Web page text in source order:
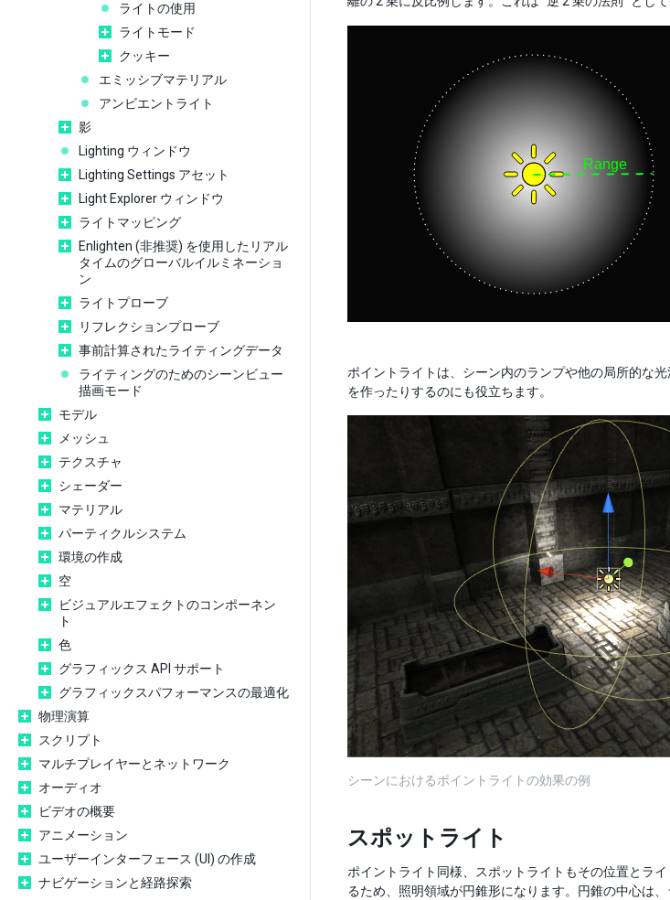
ライトの使用
ライトモード
クッキー
エミッシブマテリアル
アンビエントライト
影
Lighting ウィンドウ
Lighting Settings アセット
Light Explorer ウィンドウ
ライトマッピング
Enlighten (非推奨) を使用したリアル
タイムのグローバルイルミネーショ
ン
ライトプローブ
リフレクションプローブ
事前計算されたライティングデータ
ライティングのためのシーンビュー
描画モード
モデル
メッシュ
テクスチャ
シェーダー
マテリアル
パーティクルシステム
環境の作成
空
ビジュアルエフェクトのコンポーネン
ト
色
グラフィックス API サポート
グラフィックスパフォーマンスの最適化
物理演算
スクリプト
マルチプレイヤーとネットワーク
オーディオ
ビデオの概要
アニメーション
ユーザーインターフェース (UI) の作成
ナビゲーションと経路探索
ポイントライトは、シーン内のランプや他の局所的な
を作ったりするのにも役立ちます。
シーンにおけるポイントライトの効果の例
スポットライト
ポイントライト同様、スポットライトもその位置とラ
るため、照明領域が円錐形になります。円錐の中心は